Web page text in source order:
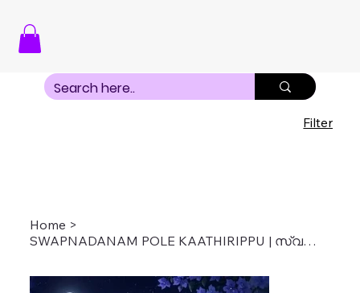
Home >
SWAPNADANAM POLE KAATHIRIPPU | സ്വപ്നാടനം പോലെ കാത്തിരിപ്പ്
Filter